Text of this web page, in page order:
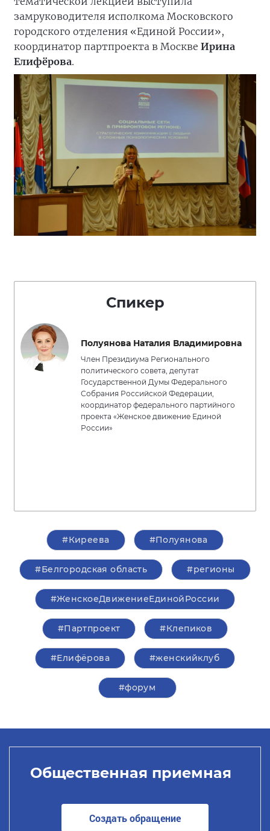
замруководителя исполкома Московского
городского отделения «Единой России»,
координатор партпроекта в Москве Ирина
Елифёрова.
Спикер
Полуянова Наталия Владимировна
Член Президиума Регионального
политического совета, депутат
Государственной Думы Федерального
Собрания Российской Федерации,
координатор федерального партийного
проекта «Женское движение Единой
России»
#Киреева #Полуянова
#Белгородская область #регионы
#ЖенскоеДвижениеЕдинойРоссии
#Партпроект #Клепиков
#Елифёрова #женскийклуб
#форум
Общественная приемная
Создать обращение